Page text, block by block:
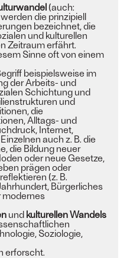
(auch:
die prinzipiell
bezeichnet, die
und kulturellen
Zeitraum erfährt.
Sinne oft von einem
beispielsweise im
der Arbeits- und
Schichtung und
und
die
Alltags- und
Internet,
auch z. B. die
die Bildung neuer
oder neue Gesetze,
prägen oder
(z. B.
Bürgerliches
modernes
und kulturellen Wandels
Soziologie,
erforscht.